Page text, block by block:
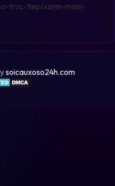
truc-tiep/xsmn-mien-
soicauxoso24h.com